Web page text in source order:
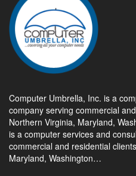
Computer Umbrella, Inc. is a
company serving commercial
Northern Virginia, Maryland,
is a computer services and
commercial and residential
Maryland, Washington…